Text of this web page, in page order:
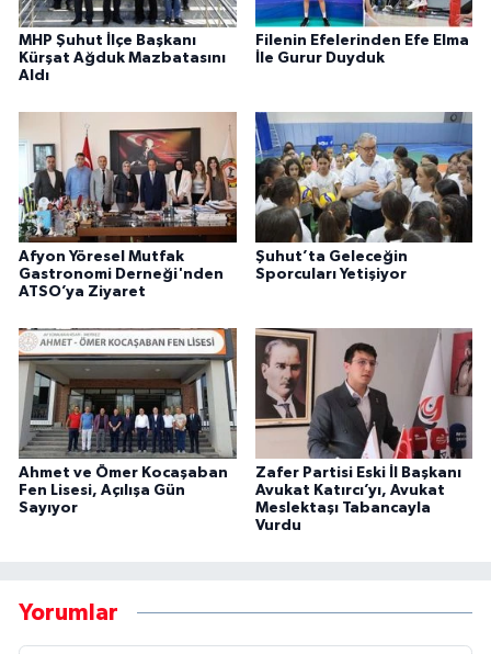
MHP Şuhut İlçe Başkanı
Kürşat Ağduk Mazbatasını
Aldı
Filenin Efelerinden Efe Elma
İle Gurur Duyduk
Afyon Yöresel Mutfak
Gastronomi Derneği'nden
ATSO’ya Ziyaret
Şuhut’ta Geleceğin
Sporcuları Yetişiyor
Ahmet ve Ömer Kocaşaban
Fen Lisesi, Açılışa Gün
Sayıyor
Zafer Partisi Eski İl Başkanı
Avukat Katırcı’yı, Avukat
Meslektaşı Tabancayla
Vurdu
Yorumlar